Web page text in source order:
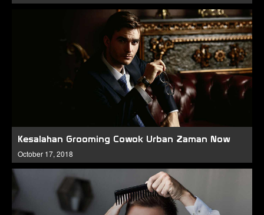
Kesalahan Grooming Cowok Urban Zaman Now
October 17, 2018